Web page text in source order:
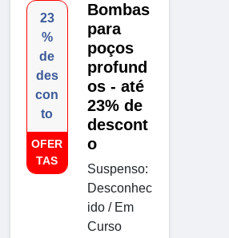
23
%
de
des
con
to
OFER
TAS
Bombas
para
poços
profund
os - até
23% de
descont
o
Suspenso:
Desconhec
ido / Em
Curso